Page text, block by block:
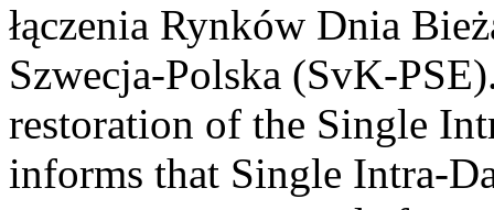
łączenia Rynków Dnia
Szwecja-Polska (SvK-
restoration of the Single
informs that Single Intra-